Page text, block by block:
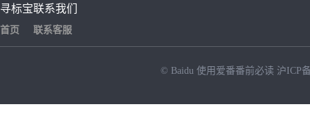
寻标宝
首页
联系我们
联系客服
© Baidu 使用爱番番前必读 沪ICP